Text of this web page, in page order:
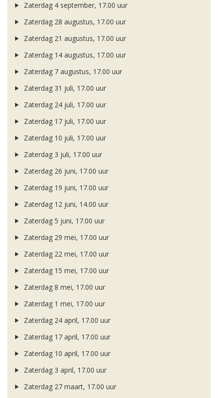
Zaterdag 4 september, 17.00 uur
Zaterdag 28 augustus, 17.00 uur
Zaterdag 21 augustus, 17.00 uur
Zaterdag 14 augustus, 17.00 uur
Zaterdag 7 augustus, 17.00 uur
Zaterdag 31 juli, 17.00 uur
Zaterdag 24 juli, 17.00 uur
Zaterdag 17 juli, 17.00 uur
Zaterdag 10 juli, 17.00 uur
Zaterdag 3 juli, 17.00 uur
Zaterdag 26 juni, 17.00 uur
Zaterdag 19 juni, 17.00 uur
Zaterdag 12 juni, 14.00 uur
Zaterdag 5 juni, 17.00 uur
Zaterdag 29 mei, 17.00 uur
Zaterdag 22 mei, 17.00 uur
Zaterdag 15 mei, 17.00 uur
Zaterdag 8 mei, 17.00 uur
Zaterdag 1 mei, 17.00 uur
Zaterdag 24 april, 17.00 uur
Zaterdag 17 april, 17.00 uur
Zaterdag 10 april, 17.00 uur
Zaterdag 3 april, 17.00 uur
Zaterdag 27 maart, 17.00 uur